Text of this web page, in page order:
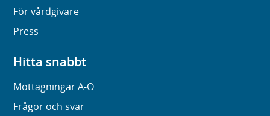
För vårdgivare
Press
Hitta snabbt
Mottagningar A-Ö
Frågor och svar